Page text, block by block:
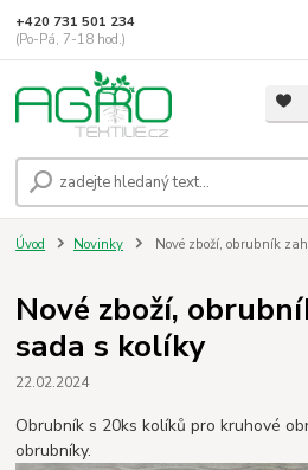
+420 731 501 234
(Po-Pá, 7-18 hod.)
Úvod Novinky Nové zboží, obrubník
Nové zboží,
sada s kolíky
22.02.2024
Obrubník s 20ks kolíků pro kruhové
obrubníky.